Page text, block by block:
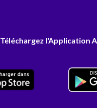
Téléchargez l'Application